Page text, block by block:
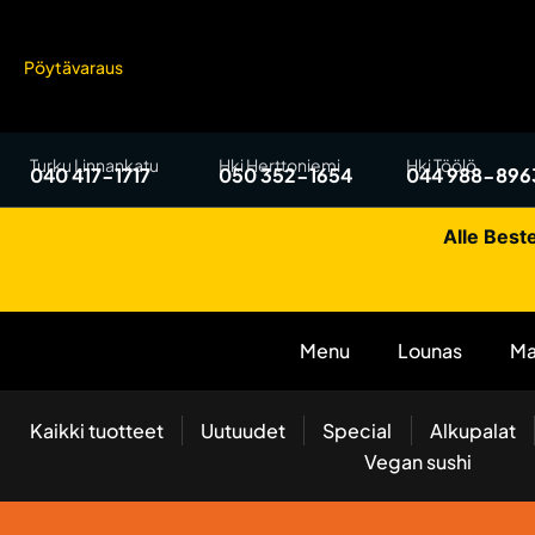
Pöytävaraus
Turku Linnankatu
040 417-1717 Hki Herttoniemi
050 352-1654 Hki Töölö
044 988-
Alle
Menu Lounas
Kaikki tuotteet Uutuudet Special Alkupalat
Vegan sushi